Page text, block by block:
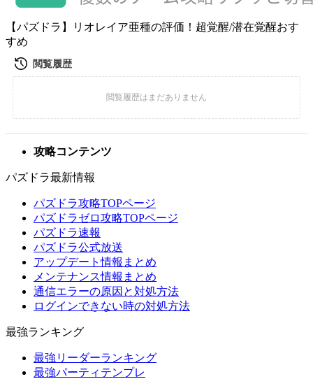
【パズドラ】リオレイア亜種の評価！超覚醒/潜在覚醒おす
すめ
攻略コンテンツ
パズドラ最新情報
パズドラ攻略TOPページ
パズドラゼロ攻略TOPページ
パズドラ速報
パズドラ公式放送
アップデート情報まとめ
メンテナンス情報まとめ
通信エラーの原因と対処方法
ログインできない時の対処方法
最強ランキング
最強リーダーランキング
最強パーティテンプレ